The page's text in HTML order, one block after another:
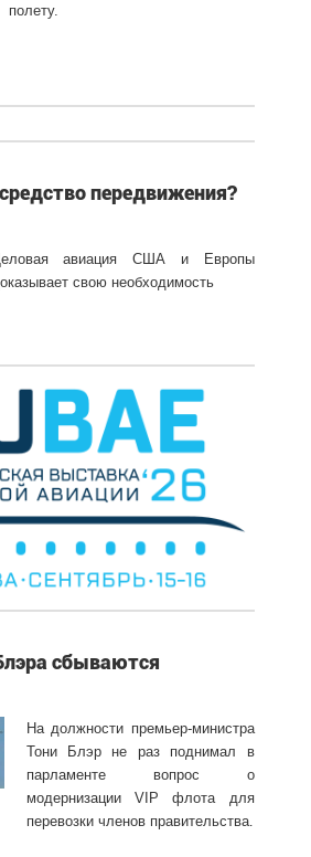
полету.
передвижения?
авиация США и Европы
свою необходимость
сбываются
На должности премьер-министра
Тони Блэр не раз поднимал в
парламенте вопрос о
модернизации VIP флота для
перевозки членов правительства.